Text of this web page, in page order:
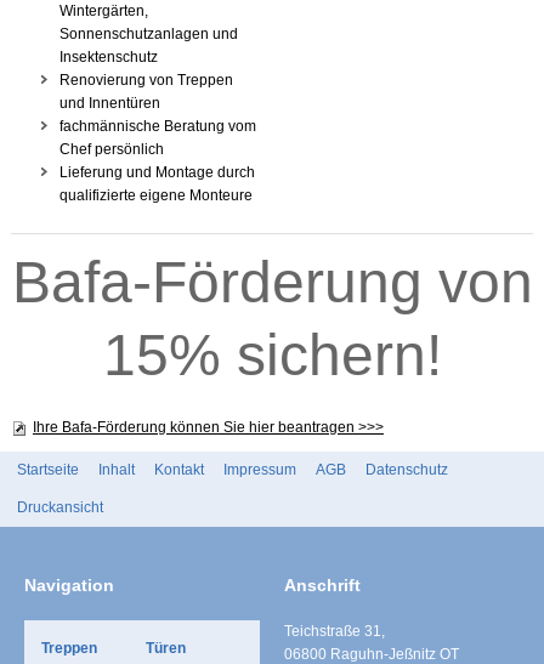
Wintergärten,
Sonnenschutzanlagen und
Insektenschutz
Renovierung von Treppen
und Innentüren
fachmännische Beratung vom
Chef persönlich
Lieferung und Montage durch
qualifizierte eigene Monteure
Bafa-Förderung von
15% sichern!
Ihre Bafa-Förderung können Sie hier beantragen >>>
Startseite Inhalt Kontakt Impressum AGB Datenschutz
Druckansicht
Navigation
Treppen Türen
Anschrift
Teichstraße 31,
06800 Raguhn-Jeßnitz OT